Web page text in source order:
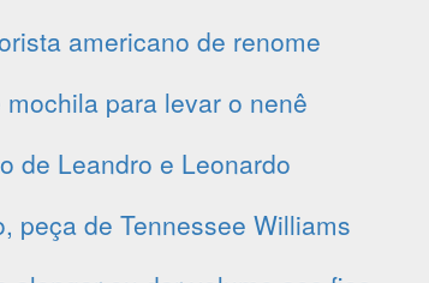
americano de renome
para levar o nenê
de Leandro e Leonardo
peça de Tennessee Williams